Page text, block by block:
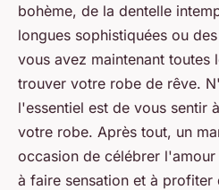
bohème, de la dentelle
longues sophistiquées ou
vous avez maintenant toutes
trouver votre robe de rêve.
l'essentiel est de vous sentir
votre robe. Après tout, un
occasion de célébrer
à faire sensation et à profiter